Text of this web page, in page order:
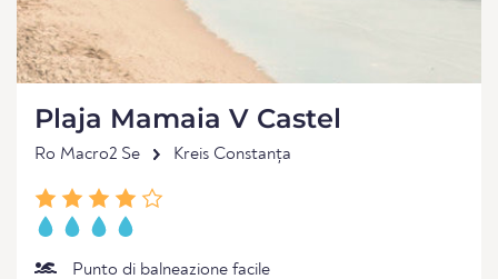
Plaja Mamaia V Castel
Ro Macro2 Se Kreis Constanța
Punto di balneazione facile